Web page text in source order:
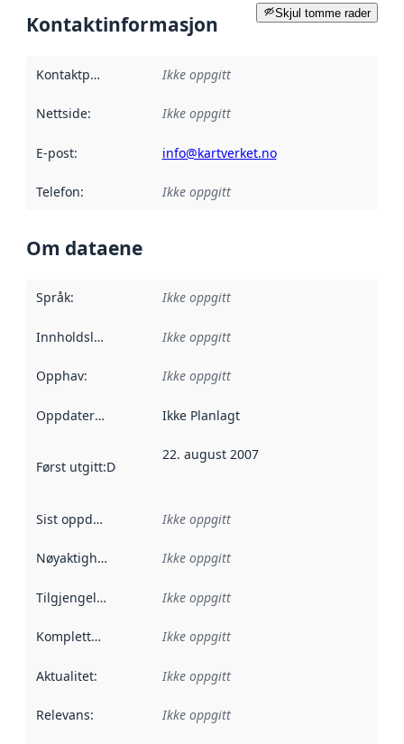
Skjul tomme rader
Kontaktinformasjon
Kontaktpunkt Ikke oppgitt
Nettside: Ikke oppgitt
E-post: info@kartverket.no
Telefon: Ikke oppgitt
Om dataene
Språk: Ikke oppgitt
Innholdsleverandører :
Ikke oppgitt
Opphav: Ikke oppgitt
Oppdateringsfrekvens :
Ikke Planlagt
Først utgitt:Denne datoen sier når dataene i dette
22. august 2007
Sist oppdatert Ikke oppgitt
Nøyaktighet Ikke oppgitt
Tilgjengelighet Ikke oppgitt
Kompletthet Ikke oppgitt
Aktualitet: Ikke oppgitt
Relevans: Ikke oppgitt